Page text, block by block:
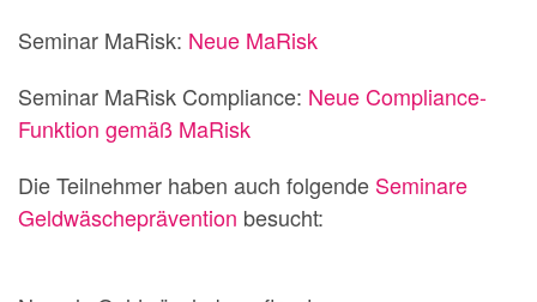
Seminar MaRisk: Neue MaRisk
Seminar MaRisk Compliance: Neue Compliance-
Funktion gemäß MaRisk
Die Teilnehmer haben auch folgende Seminare
Geldwäscheprävention besucht: